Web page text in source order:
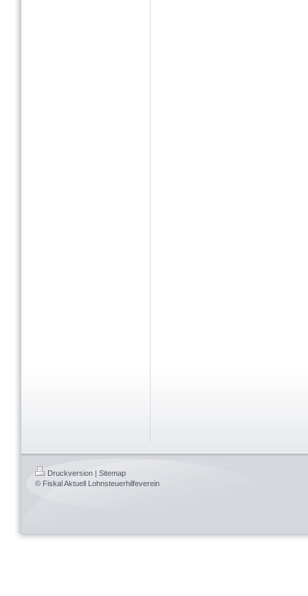
Druckversion | Sitemap
© Fiskal Aktuell Lohnsteuerhilfeverein